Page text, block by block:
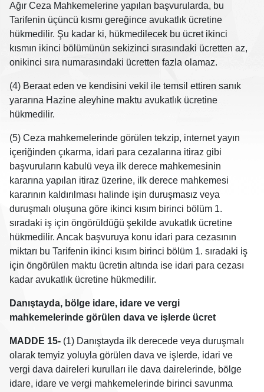
Ağır Ceza Mahkemelerine yapılan başvurularda, bu
Tarifenin üçüncü kısmı gereğince avukatlık ücretine
hükmedilir. Şu kadar ki, hükmedilecek bu ücret ikinci
kısmın ikinci bölümünün sekizinci sırasındaki ücretten az,
onikinci sıra numarasındaki ücretten fazla olamaz.
(4) Beraat eden ve kendisini vekil ile temsil ettiren sanık
yararına Hazine aleyhine maktu avukatlık ücretine
hükmedilir.
(5) Ceza mahkemelerinde görülen tekzip, internet yayın
içeriğinden çıkarma, idari para cezalarına itiraz gibi
başvuruların kabulü veya ilk derece mahkemesinin
kararına yapılan itiraz üzerine, ilk derece mahkemesi
kararının kaldırılması halinde işin duruşmasız veya
duruşmalı oluşuna göre ikinci kısım birinci bölüm 1.
sıradaki iş için öngörüldüğü şekilde avukatlık ücretine
hükmedilir. Ancak başvuruya konu idari para cezasının
miktarı bu Tarifenin ikinci kısım birinci bölüm 1. sıradaki iş
için öngörülen maktu ücretin altında ise idari para cezası
kadar avukatlık ücretine hükmedilir.
Danıştayda, bölge idare, idare ve vergi
mahkemelerinde görülen dava ve işlerde ücret
MADDE 15-(1) Danıştayda ilk derecede veya duruşmalı
olarak temyiz yoluyla görülen dava ve işlerde, idari ve
vergi dava daireleri kurulları ile dava dairelerinde, bölge
idare, idare ve vergi mahkemelerinde birinci savunma